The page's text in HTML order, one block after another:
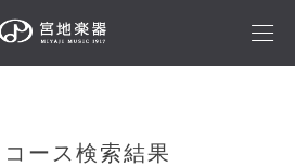
ース検索結果